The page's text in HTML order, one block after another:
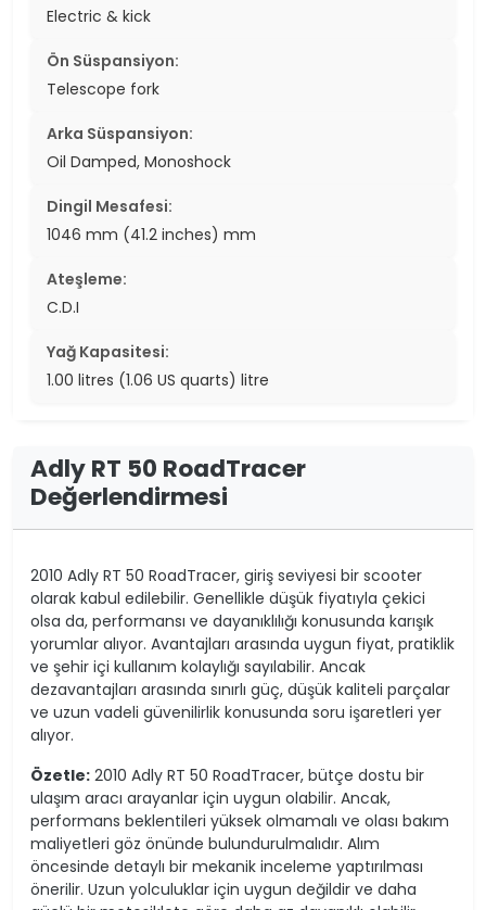
Electric & kick
Ön Süspansiyon:
Telescope fork
Arka Süspansiyon:
Oil Damped, Monoshock
Dingil Mesafesi:
1046 mm (41.2 inches) mm
Ateşleme:
C.D.I
Yağ Kapasitesi:
1.00 litres (1.06 US quarts) litre
Adly RT 50 RoadTracer
Değerlendirmesi
2010 Adly RT 50 RoadTracer, giriş seviyesi bir scooter
olarak kabul edilebilir. Genellikle düşük fiyatıyla çekici
olsa da, performansı ve dayanıklılığı konusunda karışık
yorumlar alıyor. Avantajları arasında uygun fiyat, pratiklik
ve şehir içi kullanım kolaylığı sayılabilir. Ancak
dezavantajları arasında sınırlı güç, düşük kaliteli parçalar
ve uzun vadeli güvenilirlik konusunda soru işaretleri yer
alıyor.
Özetle: 2010 Adly RT 50 RoadTracer, bütçe dostu bir
ulaşım aracı arayanlar için uygun olabilir. Ancak,
performans beklentileri yüksek olmamalı ve olası bakım
maliyetleri göz önünde bulundurulmalıdır. Alım
öncesinde detaylı bir mekanik inceleme yaptırılması
önerilir. Uzun yolculuklar için uygun değildir ve daha